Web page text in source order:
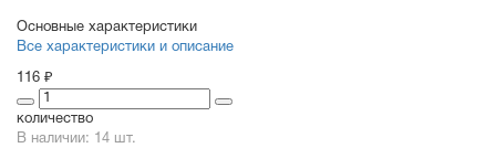
Основные характеристики
Все характеристики и описание
116 ₽
количество
В наличии: 14 шт.